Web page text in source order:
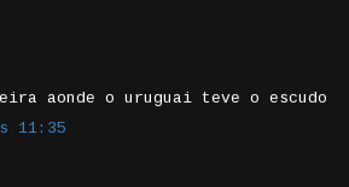
aonde o uruguai teve o escudo
11:35